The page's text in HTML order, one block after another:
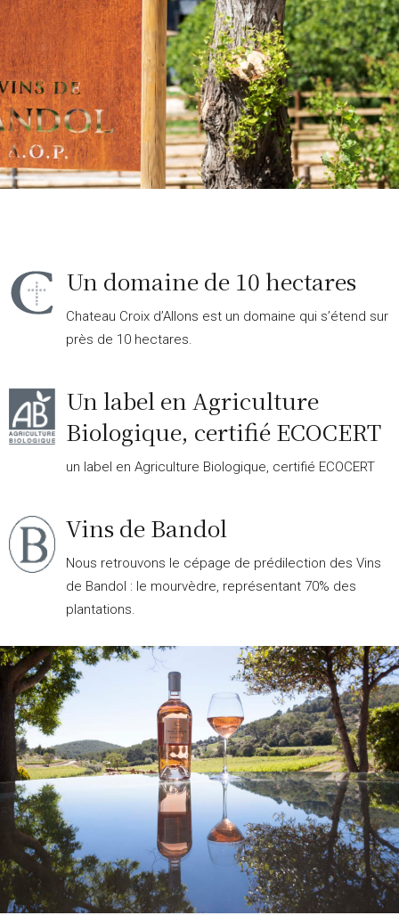
Un domaine de 10 hectares
Chateau Croix d’Allons est un domaine qui s’étend sur
près de 10 hectares.
Un label en Agriculture
Biologique, certifié ECOCERT
un label en Agriculture Biologique, certifié ECOCERT
Vins de Bandol
Nous retrouvons le cépage de prédilection des Vins
de Bandol : le mourvèdre, représentant 70% des
plantations.